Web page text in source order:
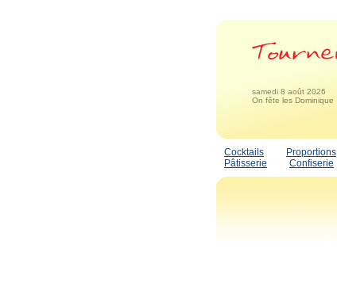
samedi 8 août 2026
On fête les Dominique
Cocktails Proportions
Pâtisserie
Confiserie